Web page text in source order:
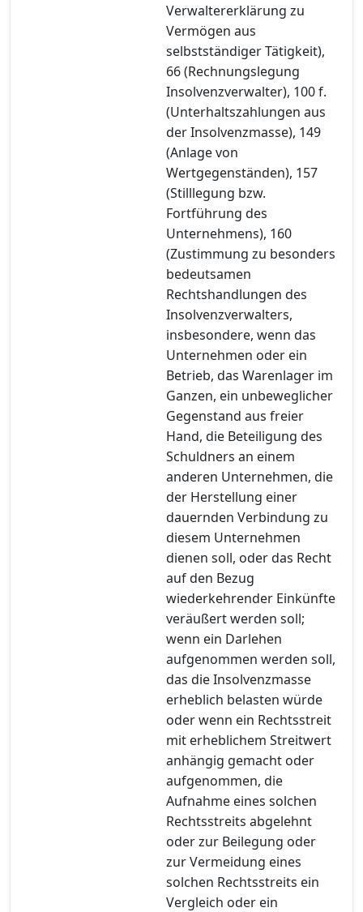
Verwaltererklärung zu
Vermögen aus
selbstständiger Tätigkeit),
66 (Rechnungslegung
Insolvenzverwalter), 100 f.
(Unterhaltszahlungen aus
der Insolvenzmasse), 149
(Anlage von
Wertgegenständen), 157
(Stilllegung bzw.
Fortführung des
Unternehmens), 160
(Zustimmung zu besonders
bedeutsamen
Rechtshandlungen des
Insolvenzverwalters,
insbesondere, wenn das
Unternehmen oder ein
Betrieb, das Warenlager im
Ganzen, ein unbeweglicher
Gegenstand aus freier
Hand, die Beteiligung des
Schuldners an einem
anderen Unternehmen, die
der Herstellung einer
dauernden Verbindung zu
diesem Unternehmen
dienen soll, oder das Recht
auf den Bezug
wiederkehrender Einkünfte
veräußert werden soll;
wenn ein Darlehen
aufgenommen werden soll,
das die Insolvenzmasse
erheblich belasten würde
oder wenn ein Rechtsstreit
mit erheblichem Streitwert
anhängig gemacht oder
aufgenommen, die
Aufnahme eines solchen
Rechtsstreits abgelehnt
oder zur Beilegung oder
zur Vermeidung eines
solchen Rechtsstreits ein
Vergleich oder ein